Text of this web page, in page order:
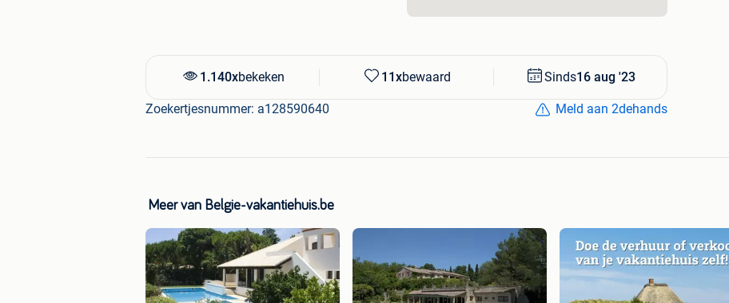
1.140xbekeken 11xbewaard Sinds16 aug '23
Zoekertjesnummer: a128590640 Meld aan 2dehands
Meer van Belgie-vakantiehuis.be